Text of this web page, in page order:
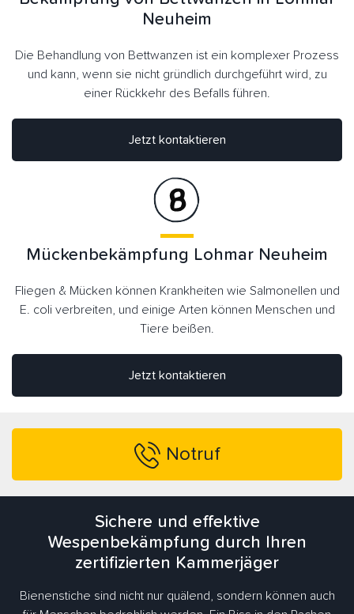
Neuheim
Die Behandlung von Bettwanzen ist ein komplexer Prozess
und kann, wenn sie nicht gründlich durchgeführt wird, zu
einer Rückkehr des Befalls führen.
Jetzt kontaktieren
Jetzt kontaktieren
Mückenbekämpfung Lohmar Neuheim
Fliegen & Mücken können Krankheiten wie Salmonellen und
E. coli verbreiten, und einige Arten können Menschen und
Tiere beißen.
Notruf
Sichere und effektive
Wespenbekämpfung durch Ihren
zertifizierten Kammerjäger
Bienenstiche sind nicht nur quälend, sondern können auch